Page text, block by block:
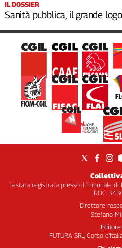
IL DOSSIER
Sanità pubblica, il grande
Testata registrata presso il Tribunale
ROC
Direttore
Stefano
Editore
FUTURA SRL, Corso